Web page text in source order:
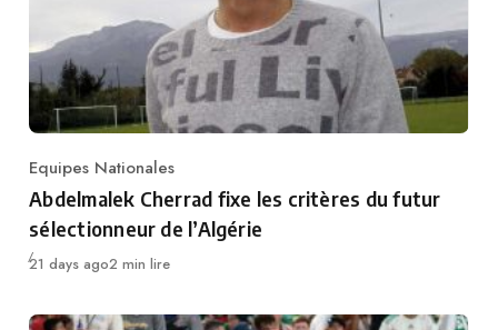
Category
Equipes Nationales
Abdelmalek Cherrad fixe les critères du futur
sélectionneur de l’Algérie
Publié
21 days ago2 min lire